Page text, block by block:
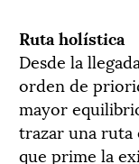
Ruta holística
Desde la
orden de
mayor
trazar una
que prime la